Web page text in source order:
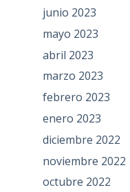
junio 2023
mayo 2023
abril 2023
marzo 2023
febrero 2023
enero 2023
diciembre 2022
noviembre 2022
octubre 2022